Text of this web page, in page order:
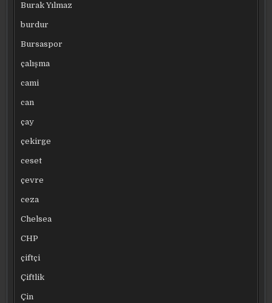
Burak Yılmaz
burdur
Bursaspor
çalışma
cami
can
çay
çekirge
ceset
çevre
ceza
Chelsea
CHP
çiftçi
Çiftlik
Çin